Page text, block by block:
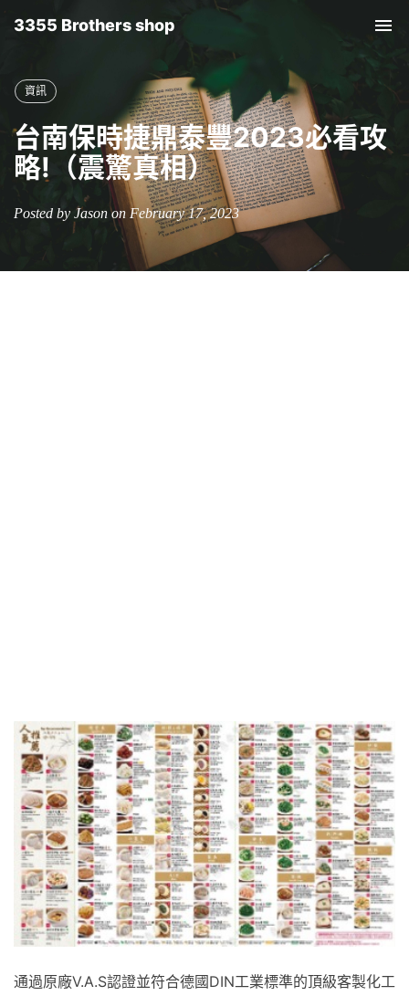
3355 Brothers shop
資訊
台南保時捷鼎泰豐2023必看攻
略!（震驚真相）
Posted by Jason on February 17, 2023
通過原廠V.A.S認證並符合德國DIN工業標準的頂級客製化工